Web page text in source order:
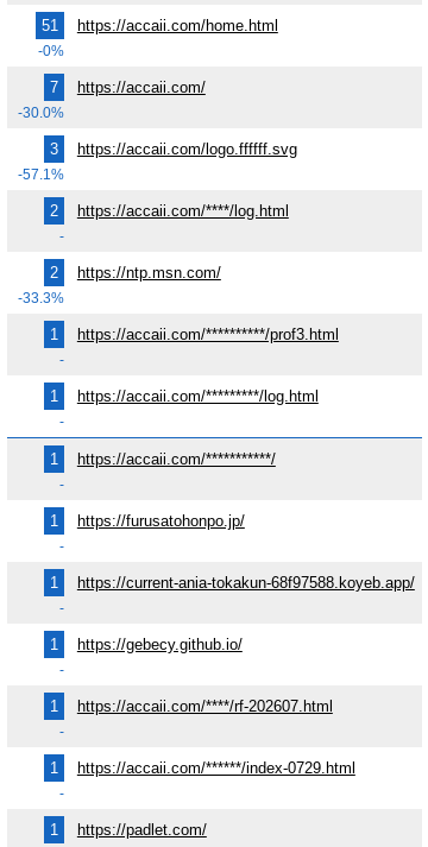
51
-0%
https://accaii.com/home.html
7
-30.0%
https://accaii.com/
3
-57.1%
https://accaii.com/logo.ffffff.svg
2
-
https://accaii.com/****/log.html
2
-33.3%
https://ntp.msn.com/
1
-
https://accaii.com/**********/prof3.html
1
-
https://accaii.com/*********/log.html
1
-
https://accaii.com/***********/
1
-
https://furusatohonpo.jp/
1
-
https://current-ania-tokakun-68f97588.koyeb.app/
1
-
https://gebecy.github.io/
1
-
https://accaii.com/****/rf-202607.html
1
-
https://accaii.com/******/index-0729.html
1 https://padlet.com/